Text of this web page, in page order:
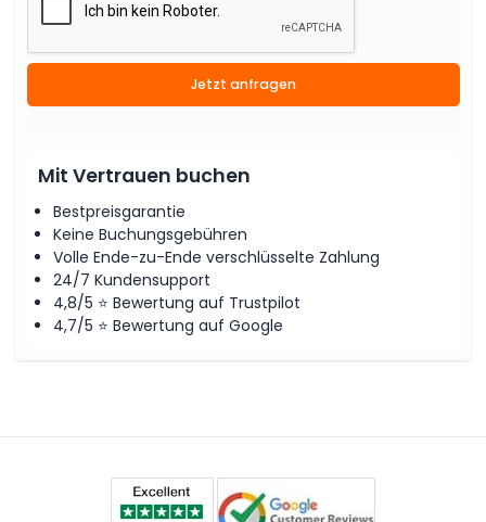
Jetzt anfragen
Mit Vertrauen buchen
Bestpreisgarantie
Keine Buchungsgebühren
Volle Ende-zu-Ende verschlüsselte Zahlung
24/7 Kundensupport
4,8/5 ⭐ Bewertung auf Trustpilot
4,7/5 ⭐ Bewertung auf Google